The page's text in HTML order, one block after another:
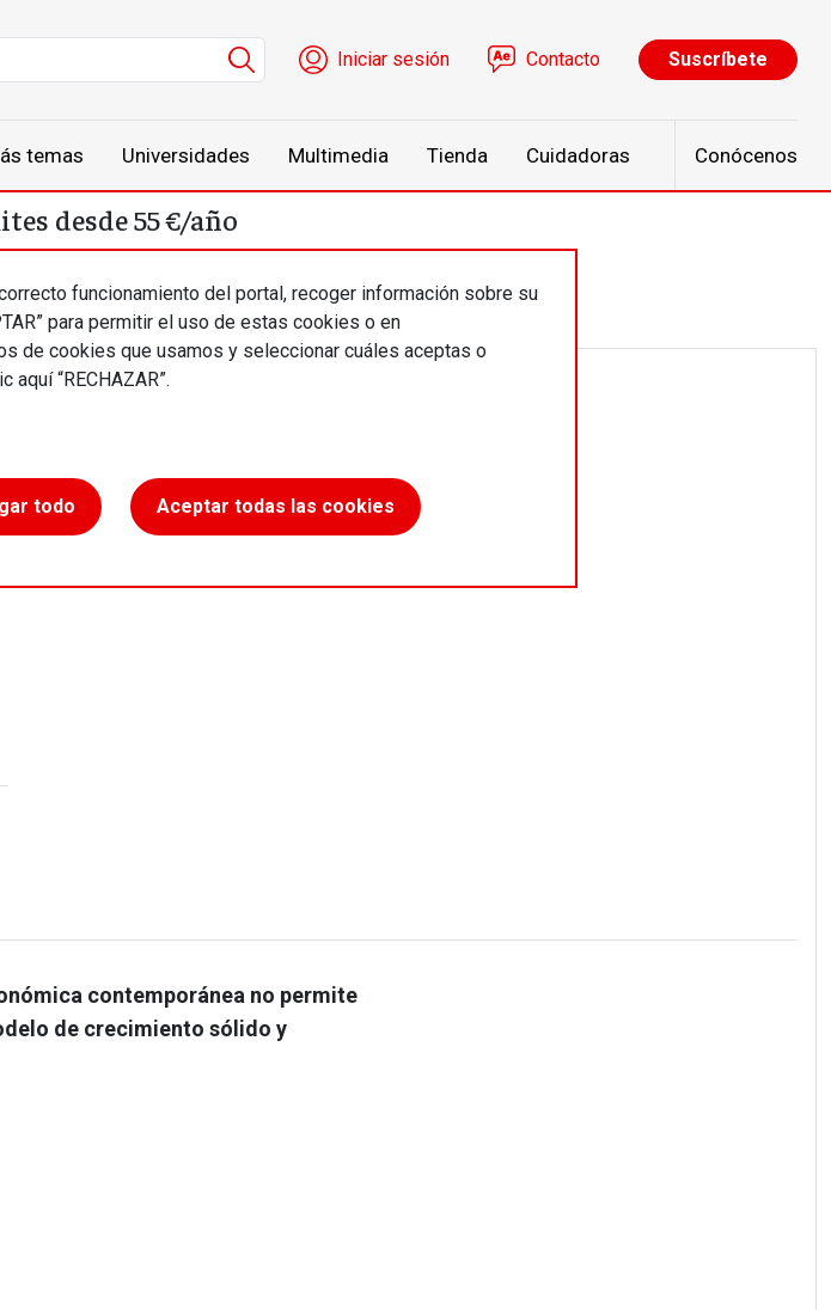
Menú de cuenta de usuario
Iniciar sesión Contacto Suscríbete
temas Universidades Multimedia Tienda Cuidadoras Conócenos
funcionamiento del portal, recoger información sobre su
para permitir el uso de estas cookies o en
de cookies que usamos y seleccionar cuáles aceptas o
“RECHAZAR”.
todo Aceptar todas las cookies
desde 55 €/año
contemporánea no permite
de crecimiento sólido y